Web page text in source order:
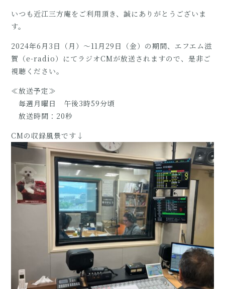
いつも近江三方庵をご利用頂き、誠にありがとうございま
す。
2024年6月3日（月）～11月29日（金）の期間、エフエム滋
賀（e-radio）にてラジオCMが放送されますので、是非ご
視聴ください。
≪放送予定≫
毎週月曜日 午後3時59分頃
放送時間：20秒
CMの収録風景です↓